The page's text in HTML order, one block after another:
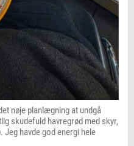
nøje planlægning at undgå
skudefuld havregrød med skyr,
havde god energi hele